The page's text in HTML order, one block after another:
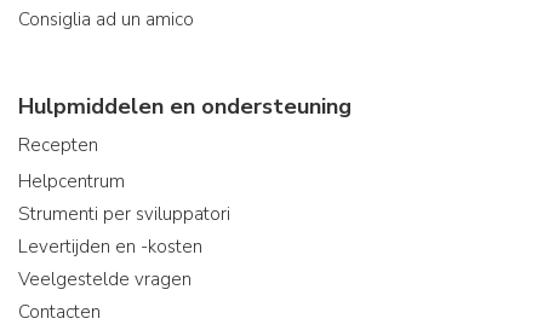
Consiglia ad un amico
Hulpmiddelen en ondersteuning
Recepten
Helpcentrum
Strumenti per sviluppatori
Levertijden en -kosten
Veelgestelde vragen
Contacten